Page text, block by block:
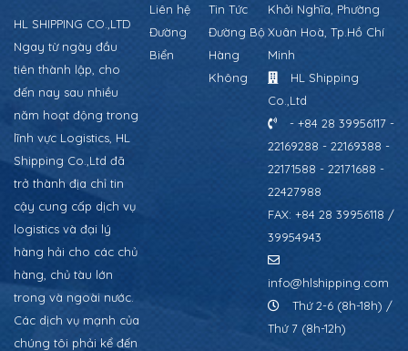
HL SHIPPING CO.,LTD
Ngay từ ngày đầu
tiên thành lập, cho
đến nay sau nhiều
năm hoạt động trong
lĩnh vực Logistics, HL
Shipping Co.,Ltd đã
trở thành địa chỉ tin
cậy cung cấp dịch vụ
logistics và đại lý
hàng hải cho các chủ
hàng, chủ tàu lớn
trong và ngoài nước.
Các dịch vụ mạnh của
chúng tôi phải kể đến
Liên hệ
Tin Tức
Đường
Biển
Đường Bộ
Hàng
Không
Khởi Nghĩa, Phường
Xuân Hoà, Tp.Hồ Chí
Minh
HL Shipping
Co.,Ltd
- +84 28 39956117 -
22169288 - 22169388 -
22171588 - 22171688 -
22427988
FAX: +84 28 39956118 /
39954943
info@hlshipping.com
Thứ 2-6 (8h-18h) /
Thứ 7 (8h-12h)